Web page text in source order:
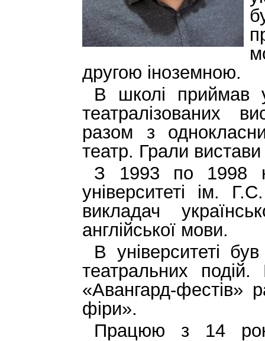
другою іноземною.
В школі приймав
театралізованих
разом з
театр. Грали
З 1993 по 1998
університеті ім.
викладач
англійської мови.
В університеті
театральних подій.
«Авангард-фестів»
фіри».
Працюю з 14